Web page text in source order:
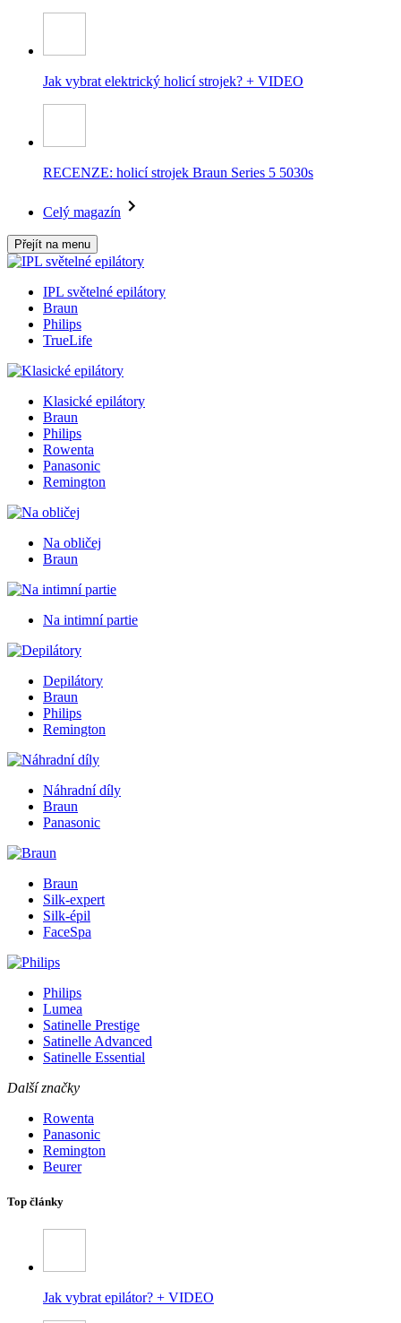
Jak vybrat elektrický holicí strojek? + VIDEO
RECENZE: holicí strojek Braun Series 5 5030s
Celý magazín
Přejít na menu
IPL světelné epilátory
Braun
Philips
TrueLife
Klasické epilátory
Braun
Philips
Rowenta
Panasonic
Remington
Na obličej
Braun
Na intimní partie
Depilátory
Braun
Philips
Remington
Náhradní díly
Braun
Panasonic
Braun
Silk-expert
Silk-épil
FaceSpa
Philips
Lumea
Satinelle Prestige
Satinelle Advanced
Satinelle Essential
Další značky
Rowenta
Panasonic
Remington
Beurer
Top články
Jak vybrat epilátor? + VIDEO